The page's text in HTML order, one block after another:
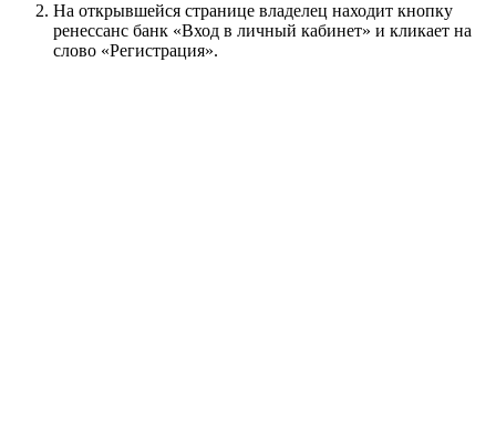
На открывшейся странице владелец находит кнопку
ренессанс банк «Вход в личный кабинет» и кликает на
слово «Регистрация».